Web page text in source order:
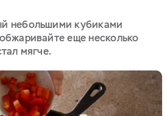
небольшими кубиками
еще несколько
мягче.